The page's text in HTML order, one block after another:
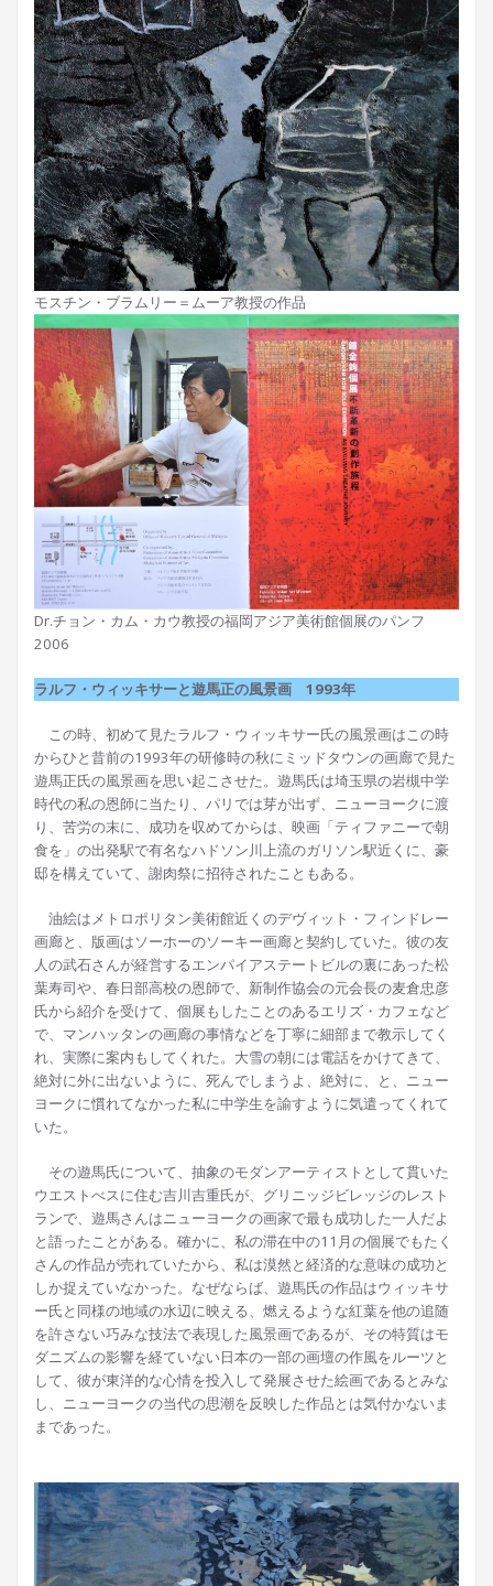
モスチン・ブラムリー＝ムーア教授の作品
Dr.チョン・カム・カウ教授の福岡アジア美術館個展のパンフ
2006
ラルフ・ウィッキサーと遊馬正の風景画 1993年
この時、初めて見たラルフ・ウィッキサー氏の風景画はこの時
からひと昔前の1993年の研修時の秋にミッドタウンの画廊で見た
遊馬正氏の風景画を思い起こさせた。遊馬氏は埼玉県の岩槻中学
時代の私の恩師に当たり、パリでは芽が出ず、ニューヨークに渡
り、苦労の末に、成功を収めてからは、映画「ティファニーで朝
食を」の出発駅で有名なハドソン川上流のガリソン駅近くに、豪
邸を構えていて、謝肉祭に招待されたこともある。
油絵はメトロポリタン美術館近くのデヴィット・フィンドレー
画廊と、版画はソーホーのソーキー画廊と契約していた。彼の友
人の武石さんが経営するエンパイアステートビルの裏にあった松
葉寿司や、春日部高校の恩師で、新制作協会の元会長の麦倉忠彦
氏から紹介を受けて、個展もしたことのあるエリズ・カフェなど
で、マンハッタンの画廊の事情などを丁寧に細部まで教示してく
れ、実際に案内もしてくれた。大雪の朝には電話をかけてきて、
絶対に外に出ないように、死んでしまうよ、絶対に、と、ニュー
ヨークに慣れてなかった私に中学生を諭すように気遣ってくれて
いた。
その遊馬氏について、抽象のモダンアーティストとして貫いた
ウエストべスに住む吉川吉重氏が、グリニッジビレッジのレスト
ランで、遊馬さんはニューヨークの画家で最も成功した一人だよ
と語ったことがある。確かに、私の滞在中の11月の個展でもたく
さんの作品が売れていたから、私は漠然と経済的な意味の成功と
しか捉えていなかった。なぜならば、遊馬氏の作品はウィッキサ
ー氏と同様の地域の水辺に映える、燃えるような紅葉を他の追随
を許さない巧みな技法で表現した風景画であるが、その特質はモ
ダニズムの影響を経ていない日本の一部の画壇の作風をルーツと
して、彼が東洋的な心情を投入して発展させた絵画であるとみな
し、ニューヨークの当代の思潮を反映した作品とは気付かないま
まであった。